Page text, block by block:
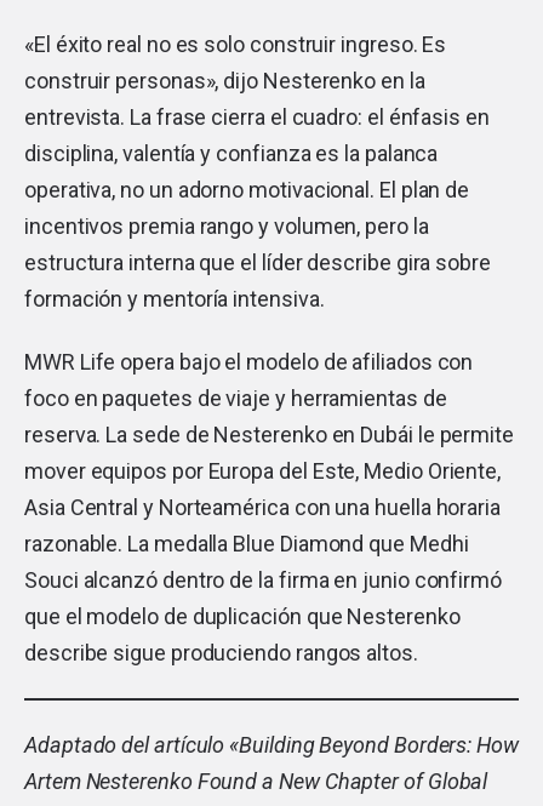
«El éxito real no es solo construir ingreso. Es
construir personas», dijo Nesterenko en la
entrevista. La frase cierra el cuadro: el énfasis en
disciplina, valentía y confianza es la palanca
operativa, no un adorno motivacional. El plan de
incentivos premia rango y volumen, pero la
estructura interna que el líder describe gira sobre
formación y mentoría intensiva.
MWR Life opera bajo el modelo de afiliados con
foco en paquetes de viaje y herramientas de
reserva. La sede de Nesterenko en Dubái le permite
mover equipos por Europa del Este, Medio Oriente,
Asia Central y Norteamérica con una huella horaria
razonable. La medalla Blue Diamond que Medhi
Souci alcanzó dentro de la firma en junio confirmó
que el modelo de duplicación que Nesterenko
describe sigue produciendo rangos altos.
Adaptado del artículo «Building Beyond Borders: How
Artem Nesterenko Found a New Chapter of Global